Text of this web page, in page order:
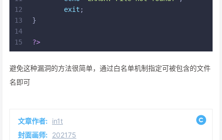
12
13
14
15
exit ;
}
?>
避免这种漏洞的方法很简单，通过白名单机制指定可被包含的文件
名即可
文章作者: in1t
封面画师: 202175